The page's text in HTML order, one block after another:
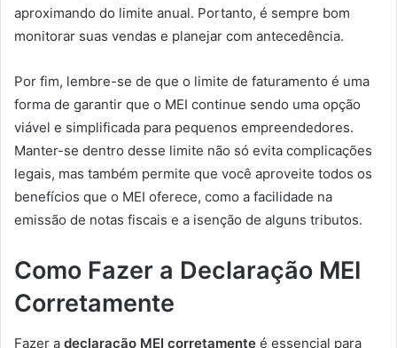
aproximando do limite anual. Portanto, é sempre bom
monitorar suas vendas e planejar com antecedência.
Por fim, lembre-se de que o limite de faturamento é uma
forma de garantir que o MEI continue sendo uma opção
viável e simplificada para pequenos empreendedores.
Manter-se dentro desse limite não só evita complicações
legais, mas também permite que você aproveite todos os
benefícios que o MEI oferece, como a facilidade na
emissão de notas fiscais e a isenção de alguns tributos.
Como Fazer a Declaração MEI
Corretamente
Fazer a declaração MEI corretamente é essencial para